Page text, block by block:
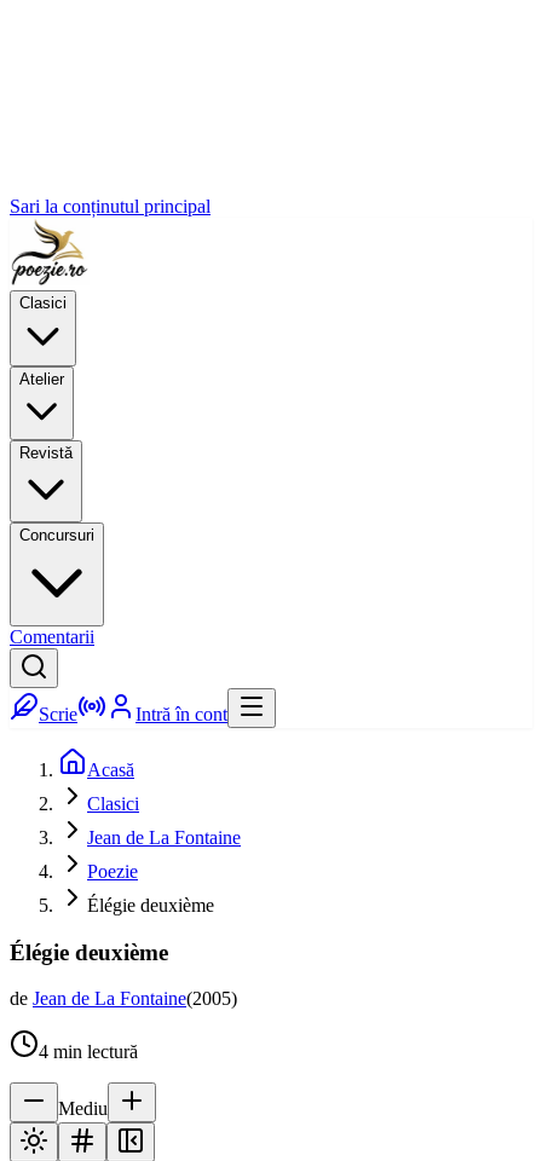
Sari la conținutul principal
Clasici
Atelier
Revistă
Concursuri
Comentarii
Scrie Intră în cont
Acasă
Clasici
Jean de La Fontaine
Poezie
Élégie deuxième
Élégie deuxième
de Jean de La Fontaine(2005)
4 min lectură
Mediu